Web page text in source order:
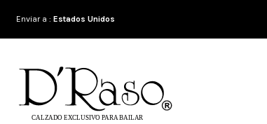
Enviar a :Estados Unidos